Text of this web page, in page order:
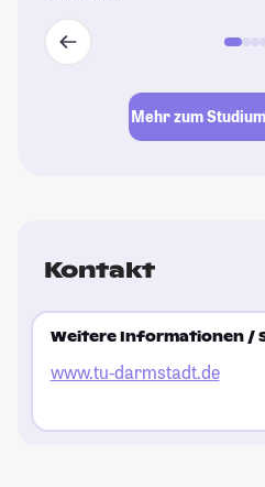
Mehr zum
Kontakt
Weitere Informationen /
www.tu-darmstadt.de